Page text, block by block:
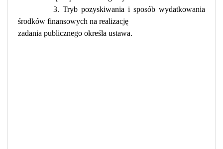
3. Tryb pozyskiwania i sposób wydatkowania
środków finansowych na realizację
zadania publicznego określa ustawa.